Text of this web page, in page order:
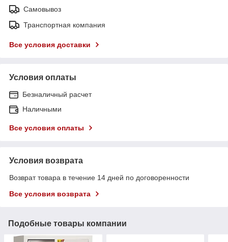
Самовывоз
Транспортная компания
Все условия доставки
Условия оплаты
Безналичный расчет
Наличными
Все условия оплаты
Условия возврата
Возврат товара в течение 14 дней по договоренности
Все условия возврата
Подобные товары компании